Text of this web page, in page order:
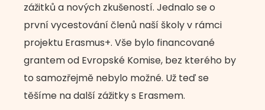
zážitků a nových zkušeností. Jednalo se o
první vycestování členů naší školy v rámci
projektu Erasmus+. Vše bylo financované
grantem od Evropské Komise, bez kterého by
to samozřejmě nebylo možné. Už teď se
těšíme na další zážitky s Erasmem.